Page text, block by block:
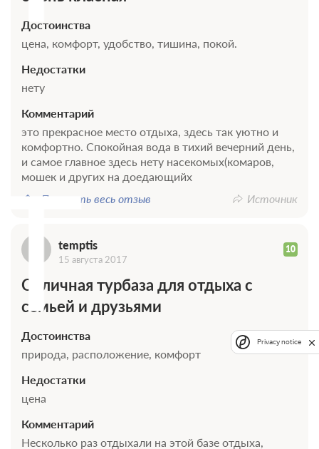
Достоинства
цена, комфорт, удобство, тишина, покой.
Недостатки
нету
Комментарий
это прекрасное место отдыха, здесь так уютно и
комфортно. Спокойная вода в тихий вечерний день,
и самое главное здесь нету насекомых(комаров,
мошек и других на доедающийх
Показать весь отзыв
Источник
temptis 10
15 августа 2017
Отличная турбаза для отдыха с
семьей и друзьями
Достоинства
природа, расположение, комфорт
Недостатки
цена
Комментарий
Несколько раз отдыхали на этой базе отдыха,
Privacy notice